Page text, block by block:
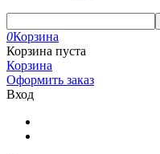
0Корзина
Корзина пуста
Корзина
Оформить заказ
Вход